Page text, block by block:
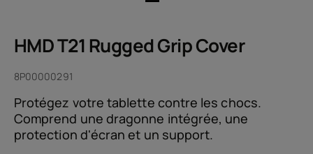
HMD T21 Rugged Grip Cover
8P00000291
Protégez votre tablette contre les chocs.
Comprend une dragonne intégrée, une
protection d'écran et un support.